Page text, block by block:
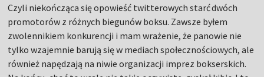
Czyli niekończąca się opowieść twitterowych starć dwóch
promotorów z różnych biegunów boksu. Zawsze byłem
zwolennikiem konkurencji i mam wrażenie, że panowie nie
tylko wzajemnie barują się w mediach społecznościowych, ale
również napędzają na niwie organizacji imprez bokserskich.